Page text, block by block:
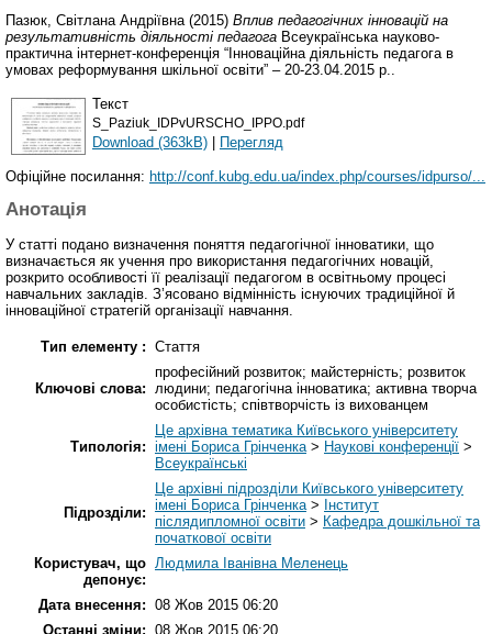
Пазюк, Світлана Андріївна (2015) Вплив педагогічних інновацій на
результативність діяльності педагога Всеукраїнська науково-
практична інтернет-конференція “Інноваційна діяльність педагога в
умовах реформування шкільної освіти” – 20-23.04.2015 р..
Текст
S_Paziuk_IDPvURSCHO_IPPO.pdf
Download (363kB) | Перегляд
Офіційне посилання: http://conf.kubg.edu.ua/index.php/courses/idpurso/...
Анотація
У статті подано визначення поняття педагогічної інноватики, що
визначається як учення про використання педагогічних новацій,
розкрито особливості її реалізації педагогом в освітньому процесі
навчальних закладів. З’ясовано відмінність існуючих традиційної й
інноваційної стратегій організації навчання.
Тип елементу : Стаття
Ключові слова:
професійний розвиток; майстерність; розвиток
людини; педагогічна інноватика; активна творча
особистість; співтворчість із вихованцем
Типологія:
Це архівна тематика Київського університету
імені Бориса Грінченка> Наукові конференції >
Всеукраїнські
Підрозділи:
Це архівні підрозділи Київського університету
імені Бориса Грінченка> Інститут
післядипломної освіти > Кафедра дошкільної та
початкової освіти
Користувач, що
депонує:
Людмила Іванівна Меленець
Дата внесення: 08 Жов 2015 06:20
Останні зміни: 08 Жов 2015 06:20